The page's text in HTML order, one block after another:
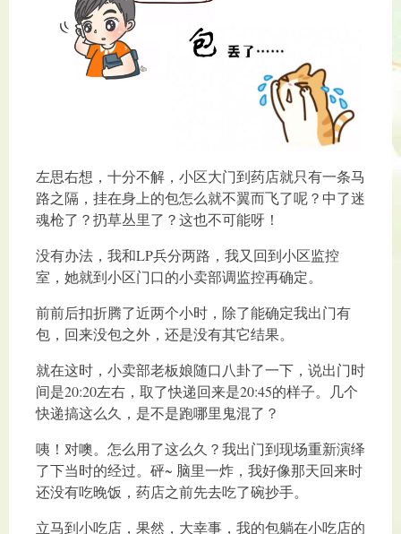
左思右想，十分不解，小区大门到药店就只有一条马
路之隔，挂在身上的包怎么就不翼而飞了呢？中了迷
魂枪了？扔草丛里了？这也不可能呀！
没有办法，我和LP兵分两路，我又回到小区监控
室，她就到小区门口的小卖部调监控再确定。
前前后扣折腾了近两个小时，除了能确定我出门有
包，回来没包之外，还是没有其它结果。
就在这时，小卖部老板娘随口八卦了一下，说出门时
间是20:20左右，取了快递回来是20:45的样子。几个
快递搞这么久，是不是跑哪里鬼混了？
咦！对噢。怎么用了这么久？我出门到现场重新演绎
了下当时的经过。砰~ 脑里一炸，我好像那天回来时
还没有吃晚饭，药店之前先去吃了碗抄手。
立马到小吃店，果然，大幸事，我的包躺在小吃店的